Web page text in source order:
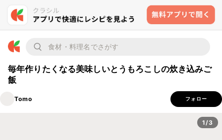
毎年作りたくなる美味しいとうもろこしの炊き込みご
飯
Tomo フォロー
1/3